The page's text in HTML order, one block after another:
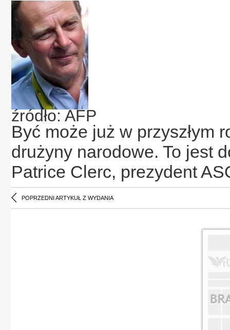
źródło: AFP
Być może już w przyszłym
drużyny narodowe. To jest
Patrice Clerc, prezydent
POPRZEDNI ARTYKUŁ Z WYDANIA